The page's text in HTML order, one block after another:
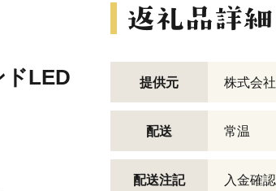
LED
提供元 株式会
配送 常温
配送注記
入金確